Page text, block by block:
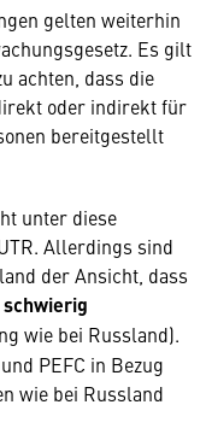
gelten weiterhin
Es gilt
achten, dass die
oder indirekt für
bereitgestellt
unter diese
Allerdings sind
der Ansicht, dass
wie bei Russland).
PEFC in Bezug
wie bei Russland